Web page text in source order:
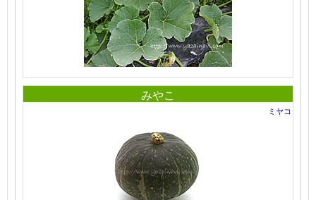
みやこ
ミヤコ